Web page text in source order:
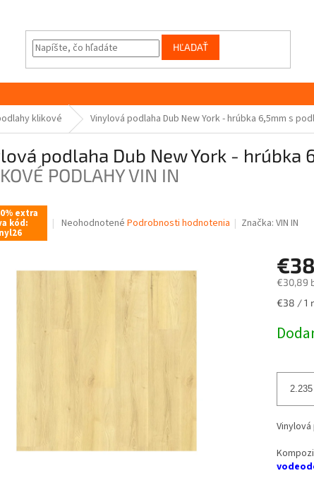
HĽADAŤ
klikové Vinylová podlaha Dub New York - hrúbka 6,5mm s
podlaha Dub New York - hrúbka
PODLAHY VIN IN
extra
kód:
Priemerné
0,0
Neohodnotené Podrobnosti hodnotenia Značka:VIN IN
€38
€30,89
€38 / 1
Vinylová